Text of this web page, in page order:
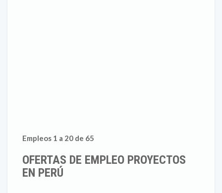
Empleos 1 a 20 de 65
OFERTAS DE EMPLEO PROYECTOS
EN PERÚ